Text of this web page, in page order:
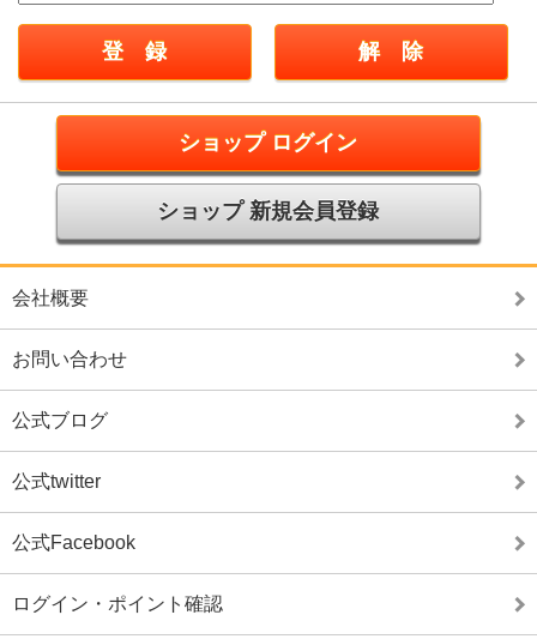
ショップ ログイン
ショップ 新規会員登録
会社概要
お問い合わせ
公式ブログ
公式twitter
公式Facebook
ログイン・ポイント確認